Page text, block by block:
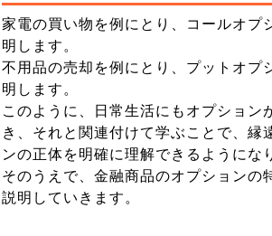
家電の買い物を例にとり、コールオプ
明します。
不用品の売却を例にとり、プットオプ
明します。
このように、日常生活にもオプション
き、それと関連付けて学ぶことで、縁
ンの正体を明確に理解できるようにな
そのうえで、金融商品のオプションの
説明していきます。